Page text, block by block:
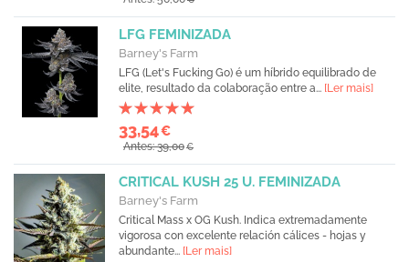
LFG FEMINIZADA
Barney's Farm
LFG (Let's Fucking Go) é um híbrido equilibrado de
elite, resultado da colaboração entre a... [Ler mais]
33,54€
Antes: 39,00€
CRITICAL KUSH 25 U. FEMINIZADA
Barney's Farm
Critical Mass x OG Kush. Indica extremadamente
vigorosa con excelente relación cálices - hojas y
abundante... [Ler mais]